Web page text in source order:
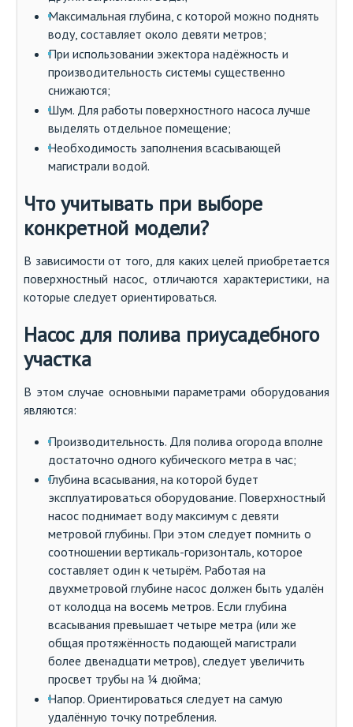
Максимальная глубина, с которой можно поднять
воду, составляет около девяти метров;
При использовании эжектора надёжность и
производительность системы существенно
снижаются;
Шум. Для работы поверхностного насоса лучше
выделять отдельное помещение;
Необходимость заполнения всасывающей
магистрали водой.
Что учитывать при выборе
конкретной модели?
В зависимости от того, для каких целей приобретается
поверхностный насос, отличаются характеристики, на
которые следует ориентироваться.
Насос для полива приусадебного
участка
В этом случае основными параметрами оборудования
являются:
Производительность. Для полива огорода вполне
достаточно одного кубического метра в час;
Глубина всасывания, на которой будет
эксплуатироваться оборудование. Поверхностный
насос поднимает воду максимум с девяти
метровой глубины. При этом следует помнить о
соотношении вертикаль-горизонталь, которое
составляет один к четырём. Работая на
двухметровой глубине насос должен быть удалён
от колодца на восемь метров. Если глубина
всасывания превышает четыре метра (или же
общая протяжённость подающей магистрали
более двенадцати метров), следует увеличить
просвет трубы на ¼ дюйма;
Напор. Ориентироваться следует на самую
удалённую точку потребления.